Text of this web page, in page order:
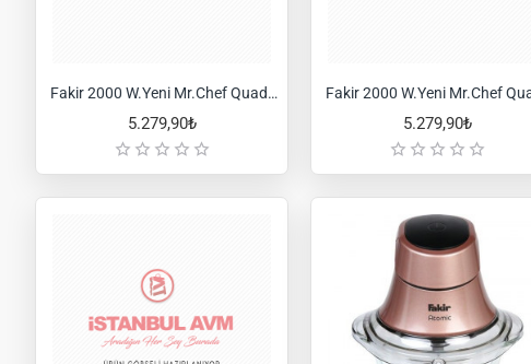
Fakir 2000 W.Yeni Mr.Chef Quadro Blender Seti-Antrasit
5.279,90₺ 5.279,90₺